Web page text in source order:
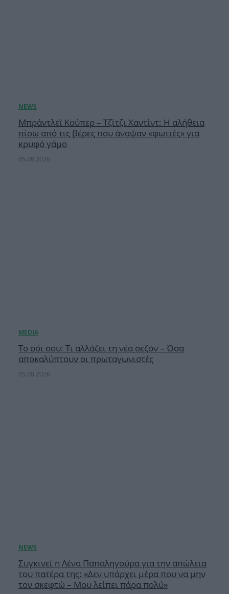
Μπράντλεϊ Κούπερ – Τζίτζι Χαντίντ: Η αλήθεια
πίσω από τις βέρες που άναψαν «φωτιές» για
κρυφό γάμο
05.08.2026
Το σόι σου: Τι αλλάζει τη νέα σεζόν – Όσα
αποκαλύπτουν οι πρωταγωνιστές
05.08.2026
Συγκινεί η Λένα Παπαληγούρα για την απώλεια
του πατέρα της: «Δεν υπάρχει μέρα που να μην
τον σκεφτώ – Μου λείπει πάρα πολύ»